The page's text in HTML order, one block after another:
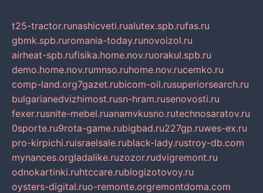
t25-tractor.runashicveti.rualutex.spb.rufas.ru
gbmk.spb.ruromania-today.runovoizol.ru
airheat-spb.rufisika.home.nov.ruorakul.spb.ru
demo.home.nov.rumnso.ruhome.nov.rucemko.ru
comp-land.org7gazet.rubicom-oil.rusuperiorsearch.ru
bulgarianedvizhimost.rusn-hram.rusenovosti.ru
fexer.rusnite-mebel.ruanamvkusno.rutechnosaratov.ru
0sporte.ru9rota-game.rubigbad.ru227gp.ruwes-ex.ru
pro-kirpichi.ruisraelsale.rublack-lady.rustroy-db.com
mynances.orgladalike.ruzozor.rudvigremont.ru
odnokartinki.ruhtccare.rublogizotovoy.ru
oysters-digital.ruo-remonte.orgremontdoma.com